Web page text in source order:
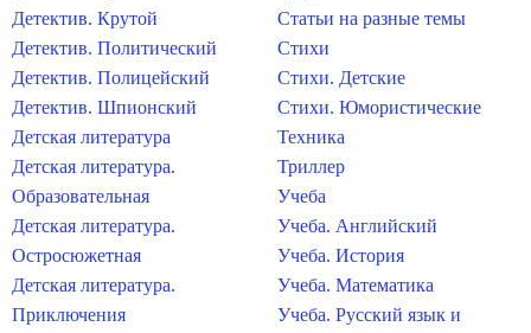
Детектив. Крутой
Детектив. Политический
Детектив. Полицейский
Детектив. Шпионский
Детская литература
Детская литература.
Образовательная
Детская литература.
Остросюжетная
Детская литература.
Приключения
Статьи на разные темы
Стихи
Стихи. Детские
Стихи. Юмористические
Техника
Триллер
Учеба
Учеба. Английский
Учеба. История
Учеба. Математика
Учеба. Русский язык и